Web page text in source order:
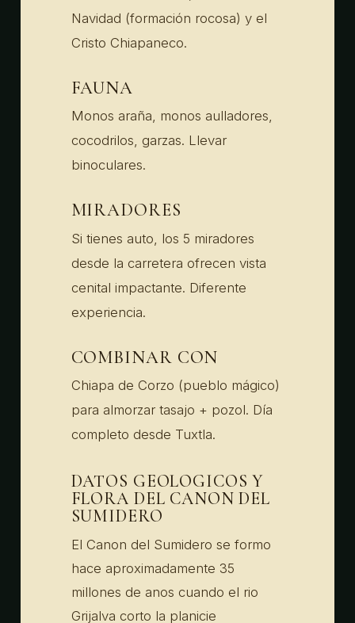
Navidad (formación rocosa) y el
Cristo Chiapaneco.
FAUNA
Monos araña, monos aulladores,
cocodrilos, garzas. Llevar
binoculares.
MIRADORES
Si tienes auto, los 5 miradores
desde la carretera ofrecen vista
cenital impactante. Diferente
experiencia.
COMBINAR CON
Chiapa de Corzo (pueblo mágico)
para almorzar tasajo + pozol. Día
completo desde Tuxtla.
DATOS GEOLOGICOS Y
FLORA DEL CANON DEL
SUMIDERO
El Canon del Sumidero se formo
hace aproximadamente 35
millones de anos cuando el rio
Grijalva corto la planicie